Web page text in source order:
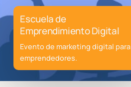
Escuela de
Emprendimiento Digital
Evento de marketing digital para
emprendedores.